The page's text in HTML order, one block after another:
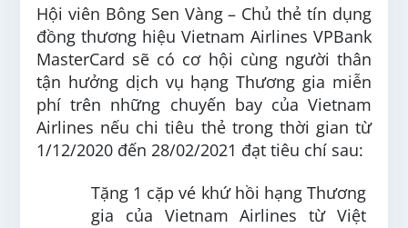
Hội viên Bông Sen Vàng – Chủ thẻ tín dụng
đồng thương hiệu Vietnam Airlines VPBank
MasterCard sẽ có cơ hội cùng người thân
tận hưởng dịch vụ hạng Thương gia miễn
phí trên những chuyến bay của Vietnam
Airlines nếu chi tiêu thẻ trong thời gian từ
1/12/2020 đến 28/02/2021 đạt tiêu chí sau:
Tặng 1 cặp vé khứ hồi hạng Thương
gia của Vietnam Airlines từ Việt